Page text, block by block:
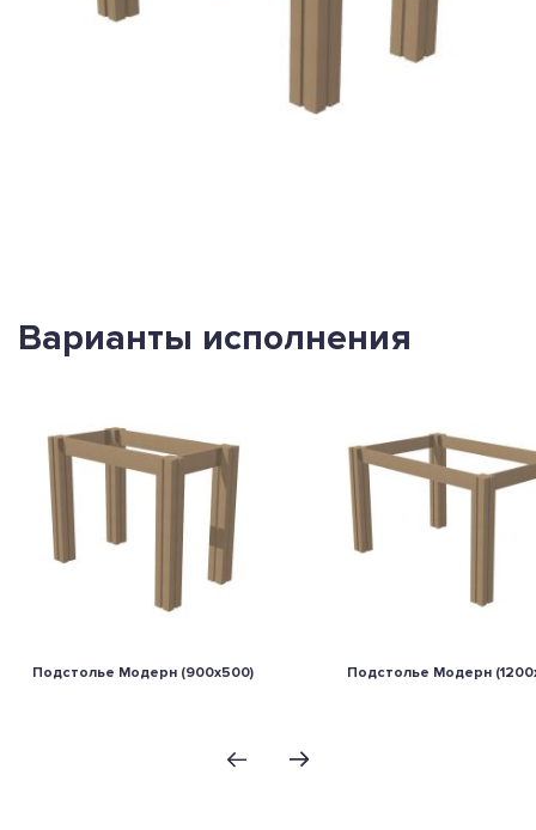
Варианты исполнения
Подстолье Модерн (900х500) Подстолье Модерн